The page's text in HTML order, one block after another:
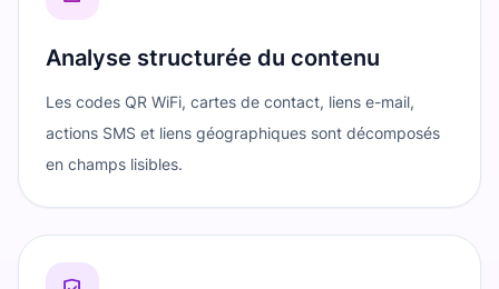
Analyse structurée du contenu
Les codes QR WiFi, cartes de contact, liens e-mail,
actions SMS et liens géographiques sont décomposés
en champs lisibles.